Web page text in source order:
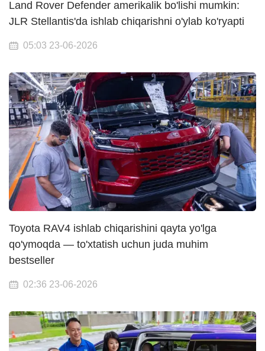
Land Rover Defender amerikalik bo'lishi mumkin:
JLR Stellantis'da ishlab chiqarishni o'ylab ko'ryapti
05:03 23-06-2026
Toyota RAV4 ishlab chiqarishini qayta yo'lga
qo'ymoqda — to'xtatish uchun juda muhim
bestseller
02:36 23-06-2026